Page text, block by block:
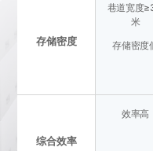
存储密度
巷道宽度
米
存储密度
综合效率
效率高